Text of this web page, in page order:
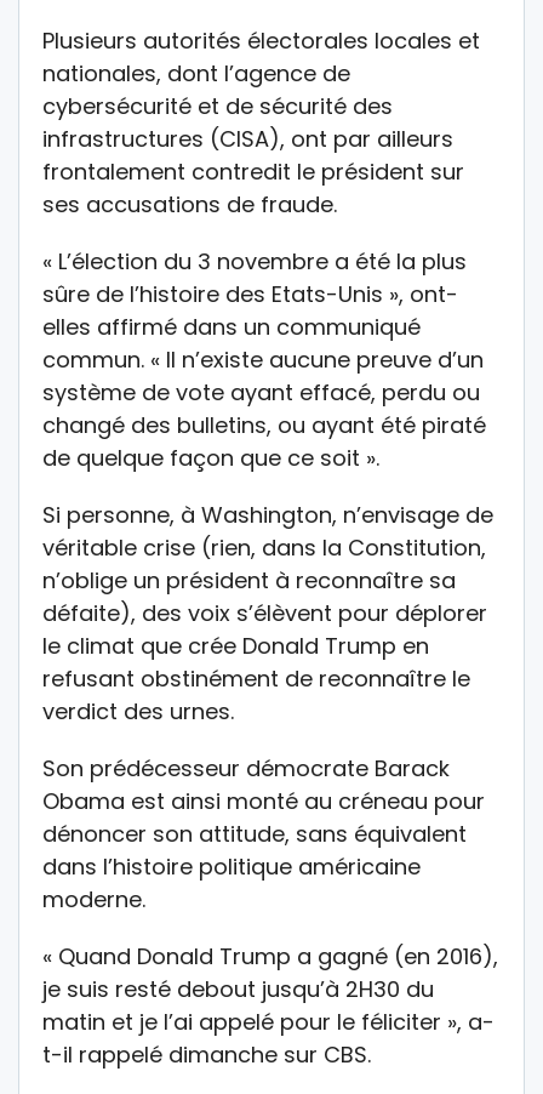
Plusieurs autorités électorales locales et
nationales, dont l’agence de
cybersécurité et de sécurité des
infrastructures (CISA), ont par ailleurs
frontalement contredit le président sur
ses accusations de fraude.
« L’élection du 3 novembre a été la plus
sûre de l’histoire des Etats-Unis », ont-
elles affirmé dans un communiqué
commun. « Il n’existe aucune preuve d’un
système de vote ayant effacé, perdu ou
changé des bulletins, ou ayant été piraté
de quelque façon que ce soit ».
Si personne, à Washington, n’envisage de
véritable crise (rien, dans la Constitution,
n’oblige un président à reconnaître sa
défaite), des voix s’élèvent pour déplorer
le climat que crée Donald Trump en
refusant obstinément de reconnaître le
verdict des urnes.
Son prédécesseur démocrate Barack
Obama est ainsi monté au créneau pour
dénoncer son attitude, sans équivalent
dans l’histoire politique américaine
moderne.
« Quand Donald Trump a gagné (en 2016),
je suis resté debout jusqu’à 2H30 du
matin et je l’ai appelé pour le féliciter », a-
t-il rappelé dimanche sur CBS.